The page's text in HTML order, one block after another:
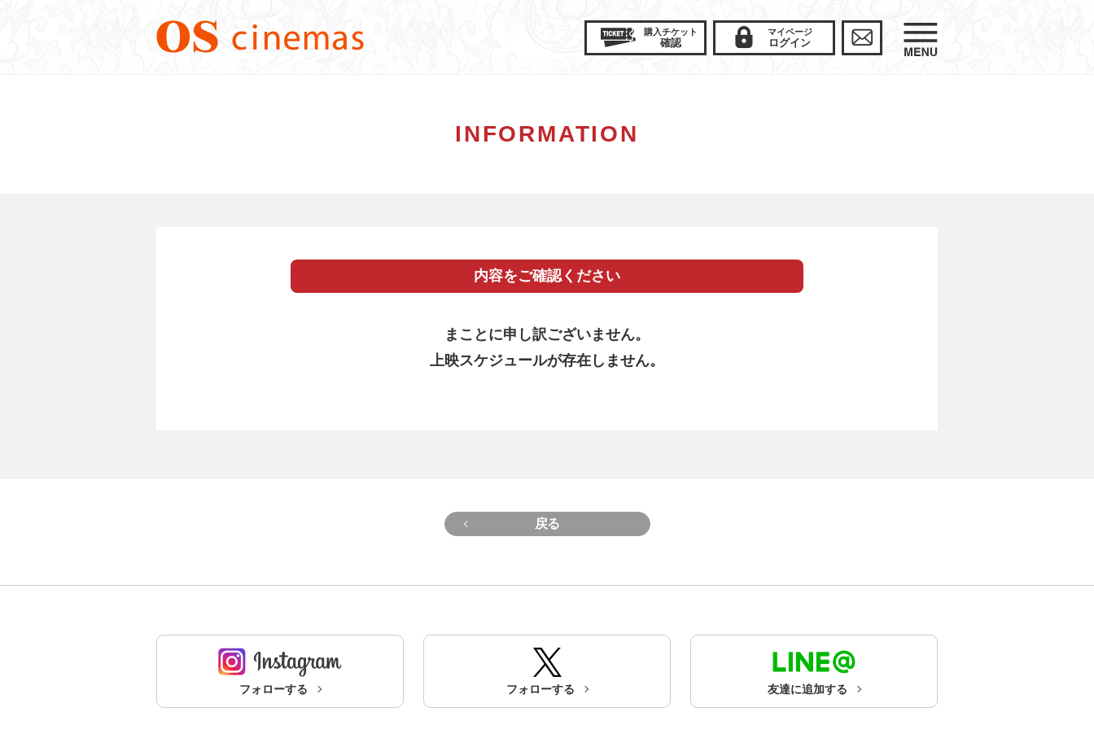
購入チケット
確認
マイページ
ログイン
INFORMATION
内容をご確認ください
まことに申し訳ございません。
上映スケジュールが存在しません。
戻る
フォローする フォローする 友達に追加する